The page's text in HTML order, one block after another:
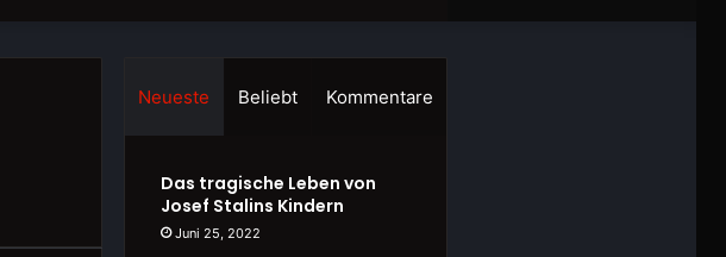
Artikel
Neueste Beliebt Kommentare
Das tragische Leben von
Josef Stalins Kindern
Juni 25, 2022